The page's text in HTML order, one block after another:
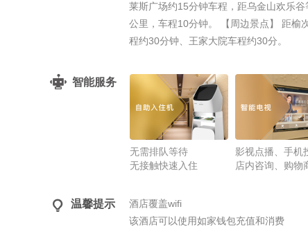
莱斯广场约15分钟车程，距乌金山欢乐
公里，车程10分钟。 【周边景点】 距榆
程约30分钟、王家大院车程约30分。
智能服务
无需排队等待
无接触快速入住
影视点播、手机
店内咨询、购物
 温馨提示
酒店覆盖wifi
该酒店可以使用如家钱包充值和消费